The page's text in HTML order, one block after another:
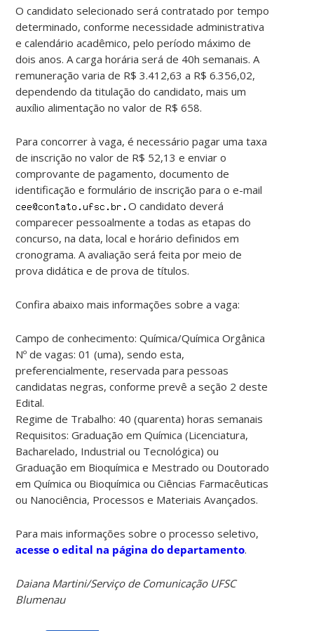
O candidato selecionado será contratado por tempo
determinado, conforme necessidade administrativa
e calendário acadêmico, pelo período máximo de
dois anos. A carga horária será de 40h semanais. A
remuneração varia de R$ 3.412,63 a R$ 6.356,02,
dependendo da titulação do candidato, mais um
auxílio alimentação no valor de R$ 658.
Para concorrer à vaga, é necessário pagar uma taxa
de inscrição no valor de R$ 52,13 e enviar o
comprovante de pagamento, documento de
identificação e formulário de inscrição para o e-mail
O candidato deverá
comparecer pessoalmente a todas as etapas do
concurso, na data, local e horário definidos em
cronograma. A avaliação será feita por meio de
prova didática e de prova de títulos.
Confira abaixo mais informações sobre a vaga:
Campo de conhecimento: Química/Química Orgânica
Nº de vagas: 01 (uma), sendo esta,
preferencialmente, reservada para pessoas
candidatas negras, conforme prevê a seção 2 deste
Edital.
Regime de Trabalho: 40 (quarenta) horas semanais
Requisitos: Graduação em Química (Licenciatura,
Bacharelado, Industrial ou Tecnológica) ou
Graduação em Bioquímica e Mestrado ou Doutorado
em Química ou Bioquímica ou Ciências Farmacêuticas
ou Nanociência, Processos e Materiais Avançados.
Para mais informações sobre o processo seletivo,
acesse o edital na página do departamento.
Daiana Martini/Serviço de Comunicação UFSC
Blumenau